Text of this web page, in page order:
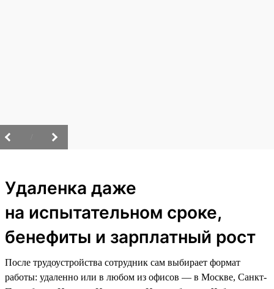
Удаленка даже
на испытательном сроке,
бенефиты и зарплатный рост
После трудоустройства сотрудник сам выбирает формат
работы: удаленно или в любом из офисов — в Москве, Санкт-